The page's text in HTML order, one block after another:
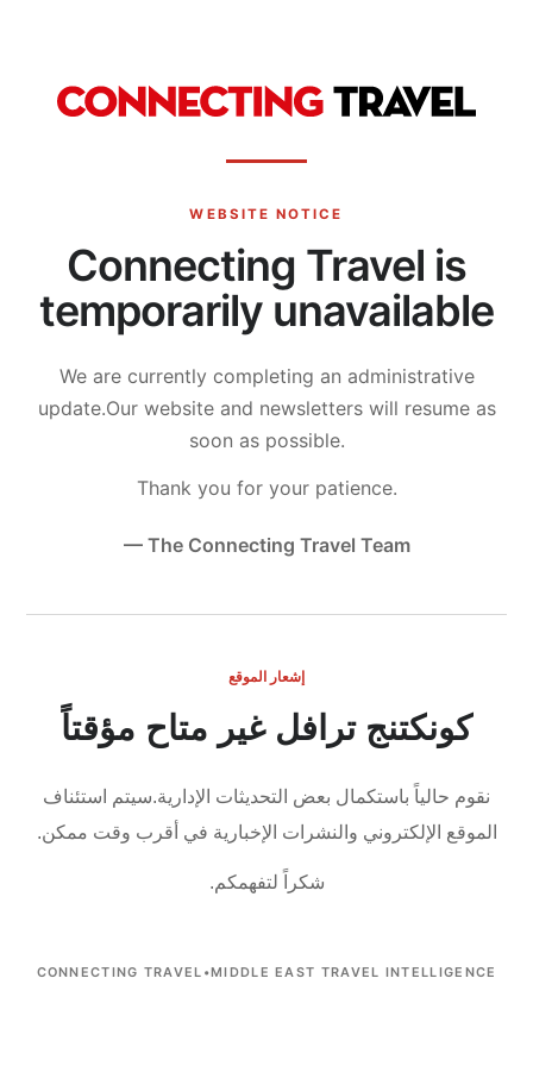
WEBSITE NOTICE
Connecting Travel is
temporarily unavailable
We are currently completing an administrative
update.Our website and newsletters will resume as
soon as possible.
Thank you for your patience.
— The Connecting Travel Team
إشعار الموقع
كونكتنج ترافل غير متاح مؤقتاً
نقوم حالياً باستكمال بعض التحديثات الإدارية.سيتم استئناف
الموقع الإلكتروني والنشرات الإخبارية في أقرب وقت ممكن.
شكراً لتفهمكم.
CONNECTING TRAVEL •MIDDLE EAST TRAVEL INTELLIGENCE